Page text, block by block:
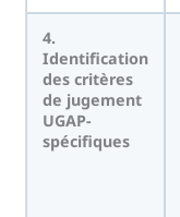
4.
Identification
des critères
de jugement
UGAP-
spécifiques